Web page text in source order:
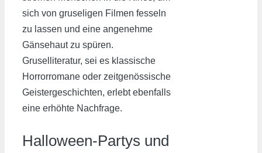
sich von gruseligen Filmen fesseln
zu lassen und eine angenehme
Gänsehaut zu spüren.
Gruselliteratur, sei es klassische
Horrorromane oder zeitgenössische
Geistergeschichten, erlebt ebenfalls
eine erhöhte Nachfrage.
Halloween-Partys und